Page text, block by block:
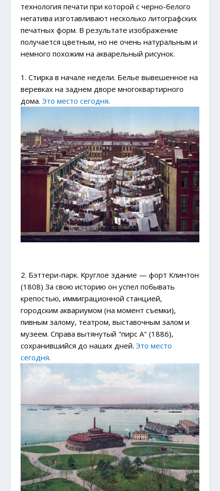
технология печати при которой с черно-белого
негатива изготавливают несколько литографских
печатных форм. В результате изображение
получается цветным, но не очень натуральным и
немного похожим на акварельный рисунок.
1. Стирка в начале недели. Белье вывешенное на
веревках на заднем дворе многоквартирного
дома.Это место сегодня.
2. Бэттери-парк. Круглое здание — форт Клинтон
(1808) За свою историю он успел побывать
крепостью, иммиграционной станцией,
городским аквариумом (на момент съемки),
пивным залому, театром, выставочным залом и
музеем. Справа вытянутый "пирс А" (1886),
сохранившийся до наших дней.Это место
сегодня.